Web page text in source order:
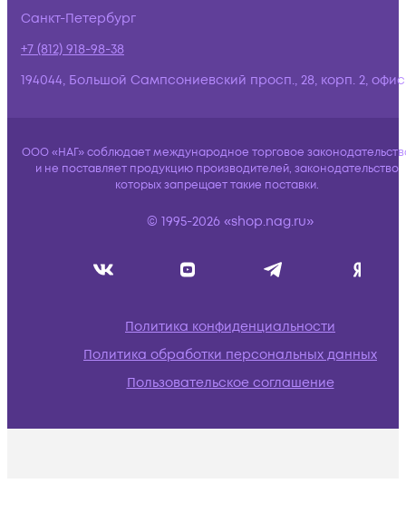
Санкт-Петербург
+7 (812) 918-98-38
194044, Большой Сампсониевский просп., 28, корп. 2,
ООО «НАГ» соблюдает международное торговое
и не поставляет продукцию производителей, законодательство
которых запрещает такие поставки.
© 1995-2026 «shop.nag.ru»
Политика конфиденциальности
Политика обработки персональных данных
Пользовательское соглашение